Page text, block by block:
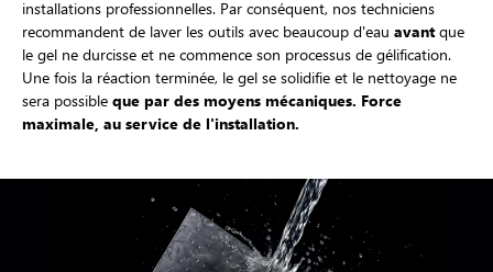
installations professionnelles. Par conséquent, nos techniciens
recommandent de laver les outils avec beaucoup d'eau avantque
le gel ne durcisse et ne commence son processus de gélification.
Une fois la réaction terminée, le gel se solidifie et le nettoyage ne
sera possible que par des moyens mécaniques. Force
maximale, au service de l'installation.